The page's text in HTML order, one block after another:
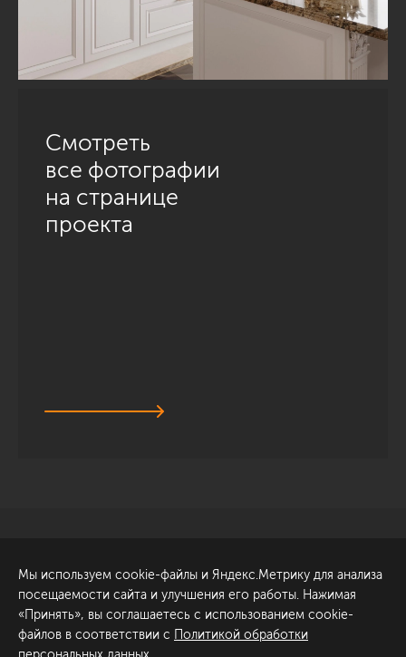
Смотреть
все фотографии
на странице
проекта
Обсудить проект
ул. Академика Павлова, 6
к1
+7 (812) 200-95-55
Мы используем cookie-файлы и Яндекс.Метрику для анализа
посещаемости сайта и улучшения его работы. Нажимая
«Принять», вы соглашаетесь с использованием cookie-
файлов в соответствии с Политикой обработки